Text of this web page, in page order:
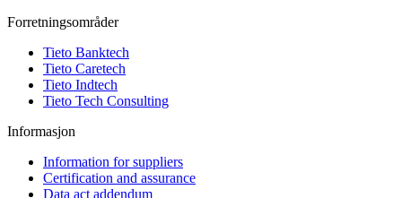
Forretningsområder
Tieto Banktech
Tieto Caretech
Tieto Indtech
Tieto Tech Consulting
Informasjon
Information for suppliers
Certification and assurance
Data act addendum